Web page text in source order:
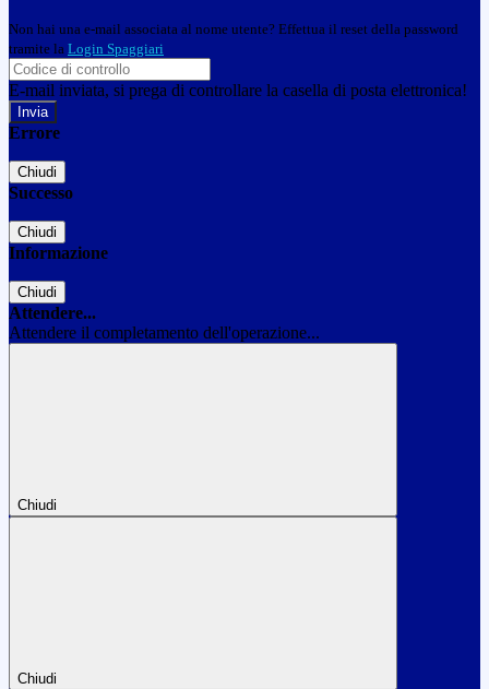
Non hai una e-mail associata al nome utente? Effettua il reset della password
tramite la Login Spaggiari
E-mail inviata, si prega di controllare la casella di posta elettronica!
Errore
Chiudi
Successo
Chiudi
Informazione
Chiudi
Attendere...
Attendere il completamento dell'operazione...
Chiudi
Chiudi